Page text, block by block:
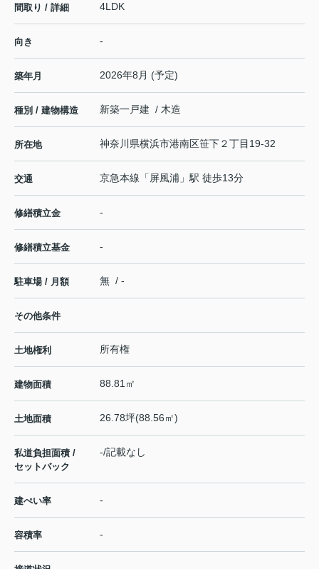
間取り / 詳細 4LDK
向き -
築年月 2026年8月 (予定)
種別 / 建物構造 新築一戸建 / 木造
所在地 神奈川県横浜市港南区笹下２丁目19-32
交通 京急本線 「 屏風浦 」駅 徒歩13分
修繕積立金 -
修繕積立基金 -
駐車場 / 月額 無 / -
その他条件
土地権利 所有権
建物面積 88.81㎡
土地面積 26.78坪(88.56㎡)
私道負担面積 /
セットバック
-/記載なし
建ぺい率 -
容積率 -